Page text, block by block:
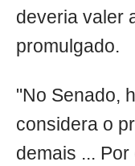
deveria valer
promulgado.
"No Senado,
considera o
demais ...